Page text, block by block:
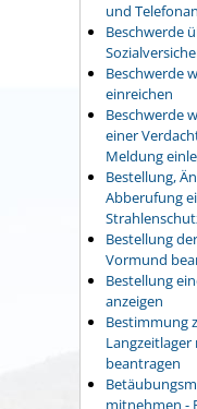
und
Beschwerde
Beschwerde
einreichen
Beschwerde
einer
Meldung
Bestellung,
Abberufung
Bestellung
Vormund
Bestellung
anzeigen
Bestimmung
beantragen
mitnehmen -